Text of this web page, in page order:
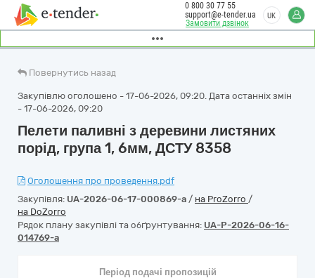
Замовити дзвінок
0 800 30 77 55
support@e-tender.ua
UK
Повернутись назад
Закупівлю оголошено - 17-06-2026, 09:20. Дата останніх змін
- 17-06-2026, 09:20
Пелети паливні з деревини листяних
порід, група 1, 6мм, ДСТУ 8358
Оголошення про проведення.pdf
Закупівля: UA-2026-06-17-000869-a / на ProZorro /
на DoZorro
Рядок плану закупівлі та обґрунтування: UA-P-2026-06-16-
014769-a
Період подачі пропозицій